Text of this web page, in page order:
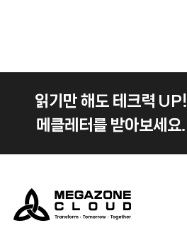
읽기만 해도 테크력 UP!
메클레터를 받아보세요.